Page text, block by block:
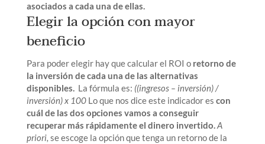
asociados a cada una de ellas.
Elegir la opción con mayor
beneficio
Para poder elegir hay que calcular el ROI o retorno de
la inversión de cada una de las alternativas
disponibles. La fórmula es: ((ingresos – inversión) /
inversión) x 100Lo que nos dice este indicador es con
cuál de las dos opciones vamos a conseguir
recuperar más rápidamente el dinero invertido.A
priori, se escoge la opción que tenga un retorno de la